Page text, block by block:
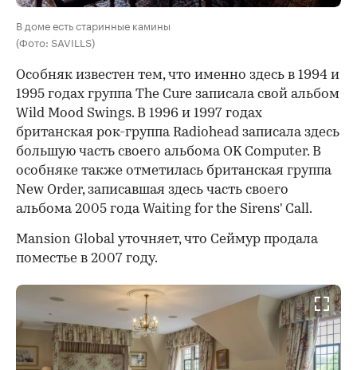
В доме есть старинные камины
(Фото: SAVILLS)
Особняк известен тем, что именно здесь в 1994 и
1995 годах группа The Cure записала свой альбом
Wild Mood Swings. В 1996 и 1997 годах
британская рок-группа Radiohead записала здесь
большую часть своего альбома OK Computer. В
особняке также отметилась британская группа
New Order, записавшая здесь часть своего
альбома 2005 года Waiting for the Sirens' Call.
Mansion Global уточняет, что Сеймур продала
поместье в 2007 году.